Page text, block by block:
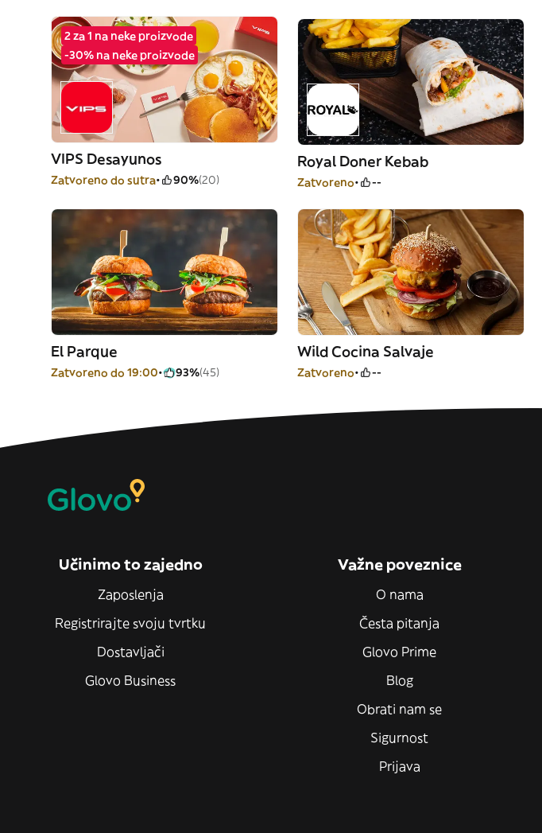
2 za 1 na neke proizvode
-30% na neke proizvode
VIPS Desayunos
Zatvoreno do sutra 90%(20)
Royal Doner Kebab
Zatvoreno --
El Parque
Zatvoreno do 19:00 93%(45)
Wild Cocina Salvaje
Zatvoreno --
Učinimo to zajedno
Zaposlenja
Registrirajte svoju tvrtku
Dostavljači
Glovo Business
Važne poveznice
O nama
Česta pitanja
Glovo Prime
Blog
Obrati nam se
Sigurnost
Prijava